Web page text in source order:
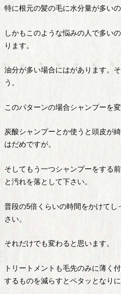
特に根元の髪の毛に水分量が多いの
しかもこのような悩みの人で多い
ります。
油分が多い場合にはがあります。
う。
このパターンの場合シャンプーを
炭酸シャンプーとか使うと頭皮が
はだめですが。
そしてもう一つシャンプーをする
と汚れを落として下さい。
普段の5倍くらいの時間をかけて
さい。
それだけでも変わると思います。
トリートメントも毛先のみに薄く
するものを減らすとペタッとなりに